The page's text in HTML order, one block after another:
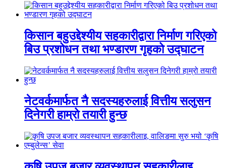
किसान बहुउद्देश्यीय सहकारीद्वारा निर्माण गरिएको
बिउ प्रशोधन तथा भण्डारण गृहको उद्घाटन
नेटवर्कमार्फत नै सदस्यहरुलाई वित्तीय सलुसन
दिनेगरी हाम्रो तयारी हुन्छ